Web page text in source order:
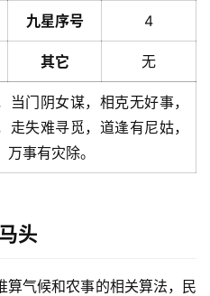
九星序号 4
其它 无
当门阴女谋，相克无好事，
走失难寻觅，道逢有尼姑，
事有灾除。
头
算气候和农事的相关算法，民